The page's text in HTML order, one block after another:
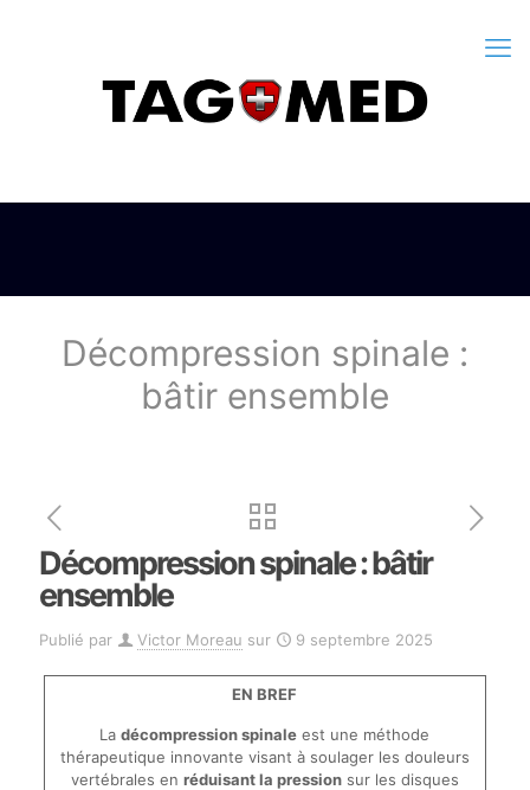
Décompression spinale :
bâtir ensemble
Décompression spinale : bâtir
ensemble
Publié par Victor Moreau sur 9 septembre 2025
EN BREF
Ladécompression spinale est une méthode
thérapeutique innovante visant à soulager les douleurs
vertébrales en réduisant la pressionsur les disques